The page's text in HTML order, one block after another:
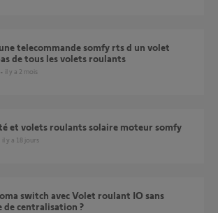
de tous les volets roulants
il y a 2 mois
et volets roulants solaire moteur somfy
il y a 18 jours
de centralisation ?